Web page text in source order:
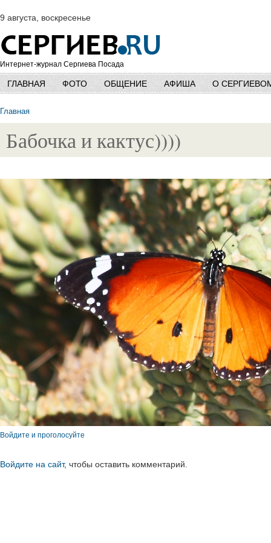
9 августа, воскресенье
Интернет-журнал Сергиева Посада
ГЛАВНАЯ ФОТО ОБЩЕНИЕ АФИША О
Главная
Бабочка и кактус))))
Войдите и проголосуйте
Войдите на сайт, чтобы оставить комментарий.